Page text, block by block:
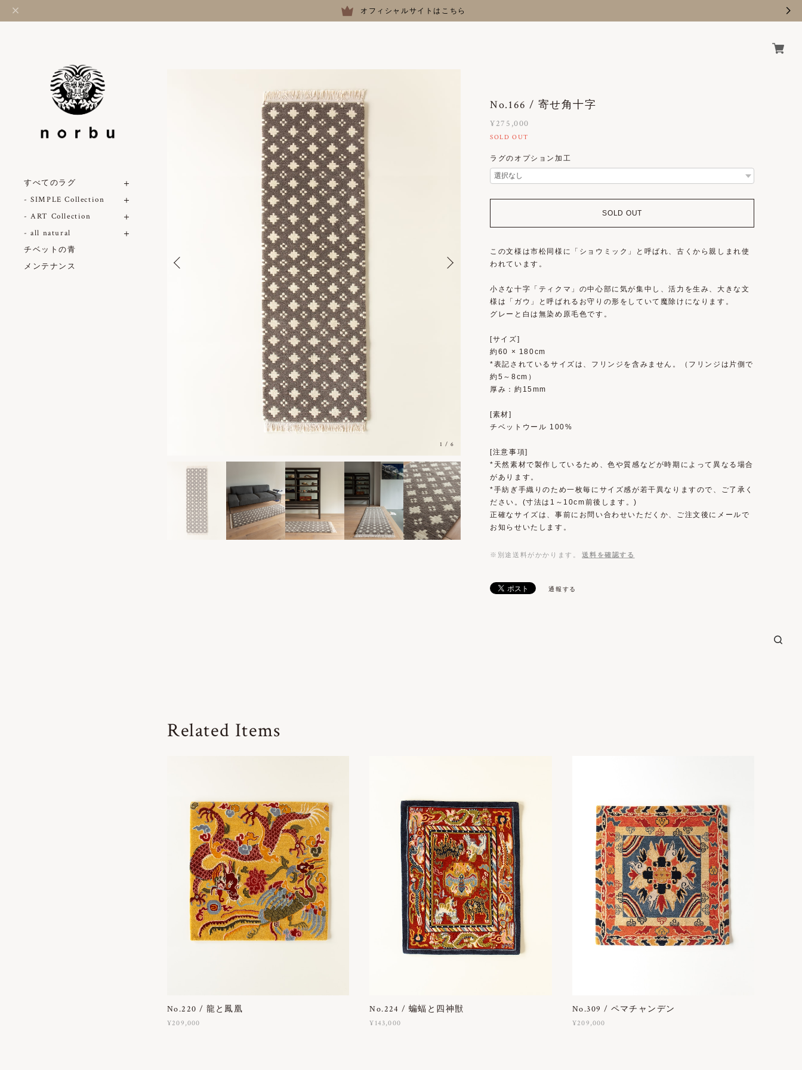
オフィシャルサイトはこちら
すべてのラグ
- SIMPLE Collection
- ART Collection
- all natural
チベットの青
メンテナンス
1 /6
No.166 / 寄せ角十字
¥275,000
SOLD OUT
ラグのオプション加工
SOLD OUT
この文様は市松同様に「ショウミック」と呼ばれ、古くから親しまれ使
われています。
小さな十字「ティクマ」の中心部に気が集中し、活力を生み、大きな文
様は「ガウ」と呼ばれるお守りの形をしていて魔除けになります。
グレーと白は無染め原毛色です。
[サイズ]
約60 × 180cm
*表記されているサイズは、フリンジを含みません。（フリンジは片側で
約5～8cm）
厚み：約15mm
[素材]
チベットウール 100%
[注意事項]
*天然素材で製作しているため、色や質感などが時期によって異なる場合
があります。
*手紡ぎ手織りのため一枚毎にサイズ感が若干異なりますので、ご了承く
ださい。(寸法は1～10cm前後します。)
正確なサイズは、事前にお問い合わせいただくか、ご注文後にメールで
お知らせいたします。
※別途送料がかかります。 送料を確認する
通報する
Related Items
No.220 / 龍と鳳凰
¥209,000
No.224 / 蝙蝠と四神獣
¥143,000
No.309 / ペマチャンデン
¥209,000